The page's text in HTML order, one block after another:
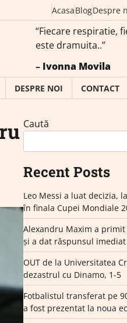
AcasaBlogDespre
“Fiecare respiratie,
este dramuita..”
– Ivonna Movila
DESPRE NOI CONTACT
Caută
Recent Posts
Leo Messi a luat decizia,
în finala Cupei Mondiale
Alexandru Maxim a
și a dat răspunsul imediat
OUT de la Universitatea
dezastrul cu Dinamo, 1-5
Fotbalistul transferat pe
a fost prezentat la noua